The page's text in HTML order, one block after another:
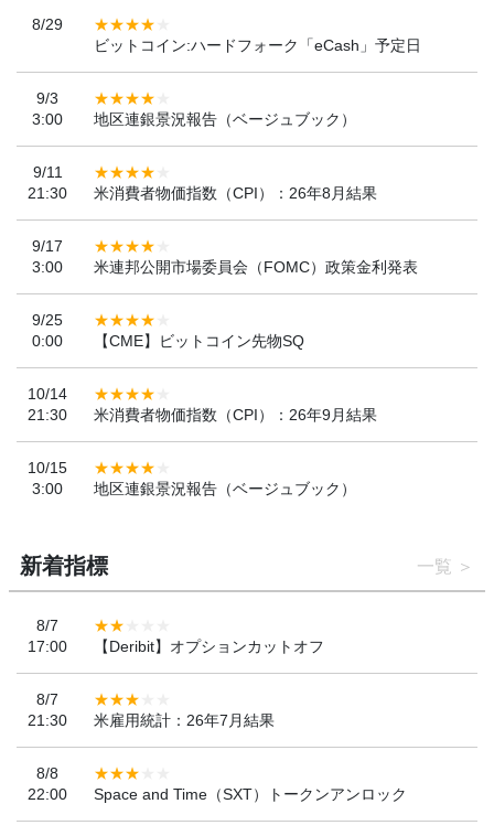
8/29
ビットコイン:ハードフォーク「eCash」予定日
9/3
3:00
地区連銀景況報告（ベージュブック）
9/11
21:30
米消費者物価指数（CPI）：26年8月結果
9/17
3:00
米連邦公開市場委員会（FOMC）政策金利発表
9/25
0:00
【CME】ビットコイン先物SQ
10/14
21:30
米消費者物価指数（CPI）：26年9月結果
10/15
3:00
地区連銀景況報告（ベージュブック）
新着指標 一覧
8/7
17:00
【Deribit】オプションカットオフ
8/7
21:30
米雇用統計：26年7月結果
8/8
22:00
Space and Time（SXT）トークンアンロック